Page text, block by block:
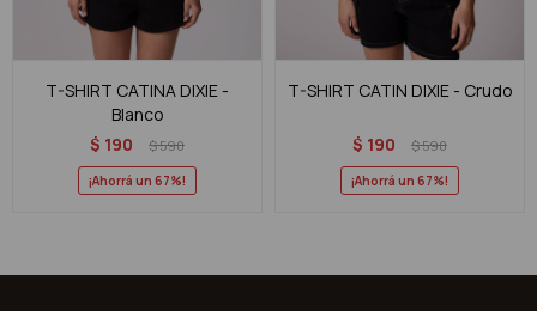
T-SHIRT CATINA DIXIE -
Blanco
$ 190 $590
67
T-SHIRT CATIN DIXIE - Crudo
$ 190 $590
67